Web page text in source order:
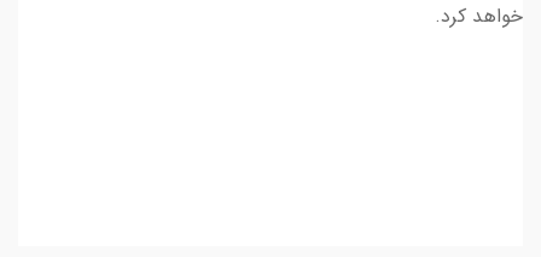
خواهد کرد.